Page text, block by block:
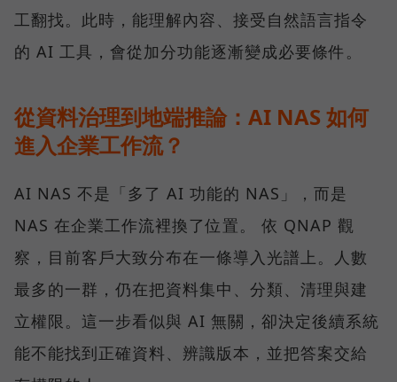
工翻找。此時，能理解內容、接受自然語言指令
的 AI 工具，會從加分功能逐漸變成必要條件。
從資料治理到地端推論：AI NAS 如何
進入企業工作流？
AI NAS 不是「多了 AI 功能的 NAS」，而是
NAS 在企業工作流裡換了位置。 依 QNAP 觀
察，目前客戶大致分布在一條導入光譜上。人數
最多的一群，仍在把資料集中、分類、清理與建
立權限。這一步看似與 AI 無關，卻決定後續系統
能不能找到正確資料、辨識版本，並把答案交給